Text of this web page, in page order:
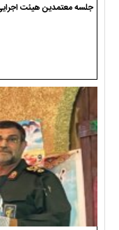
جلسه معتمدین هیئت